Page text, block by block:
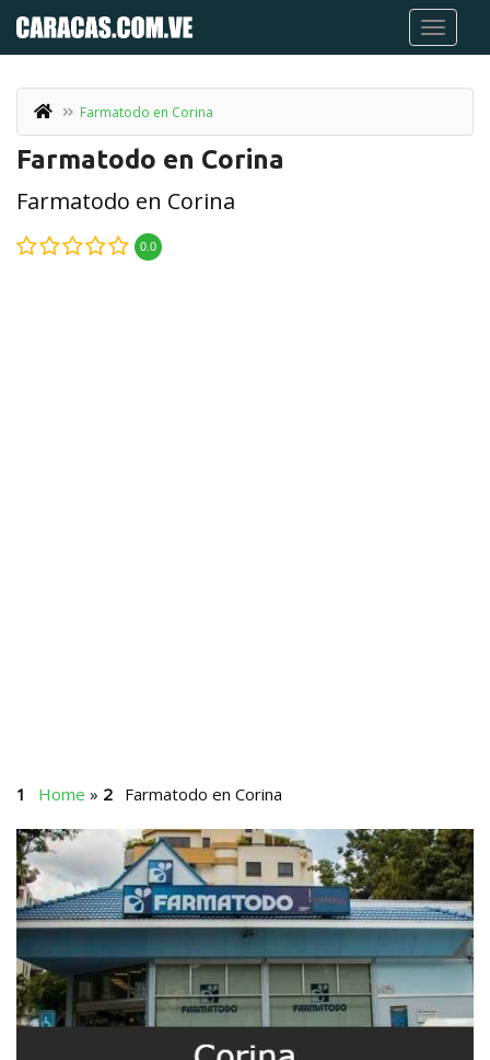
Farmatodo en Corina
Farmatodo en Corina
Farmatodo en Corina
0.0
Home » Farmatodo en Corina